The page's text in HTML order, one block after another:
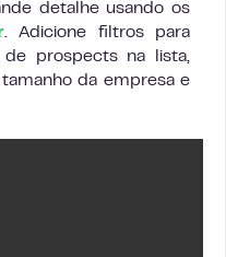
detalhe usando os
. Adicione filtros para
prospects na lista,
da empresa e